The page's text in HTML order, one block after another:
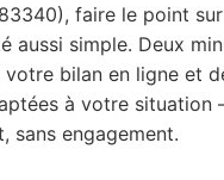
faire le point
aussi simple. Deux
bilan en ligne et
à votre situation
sans engagement.